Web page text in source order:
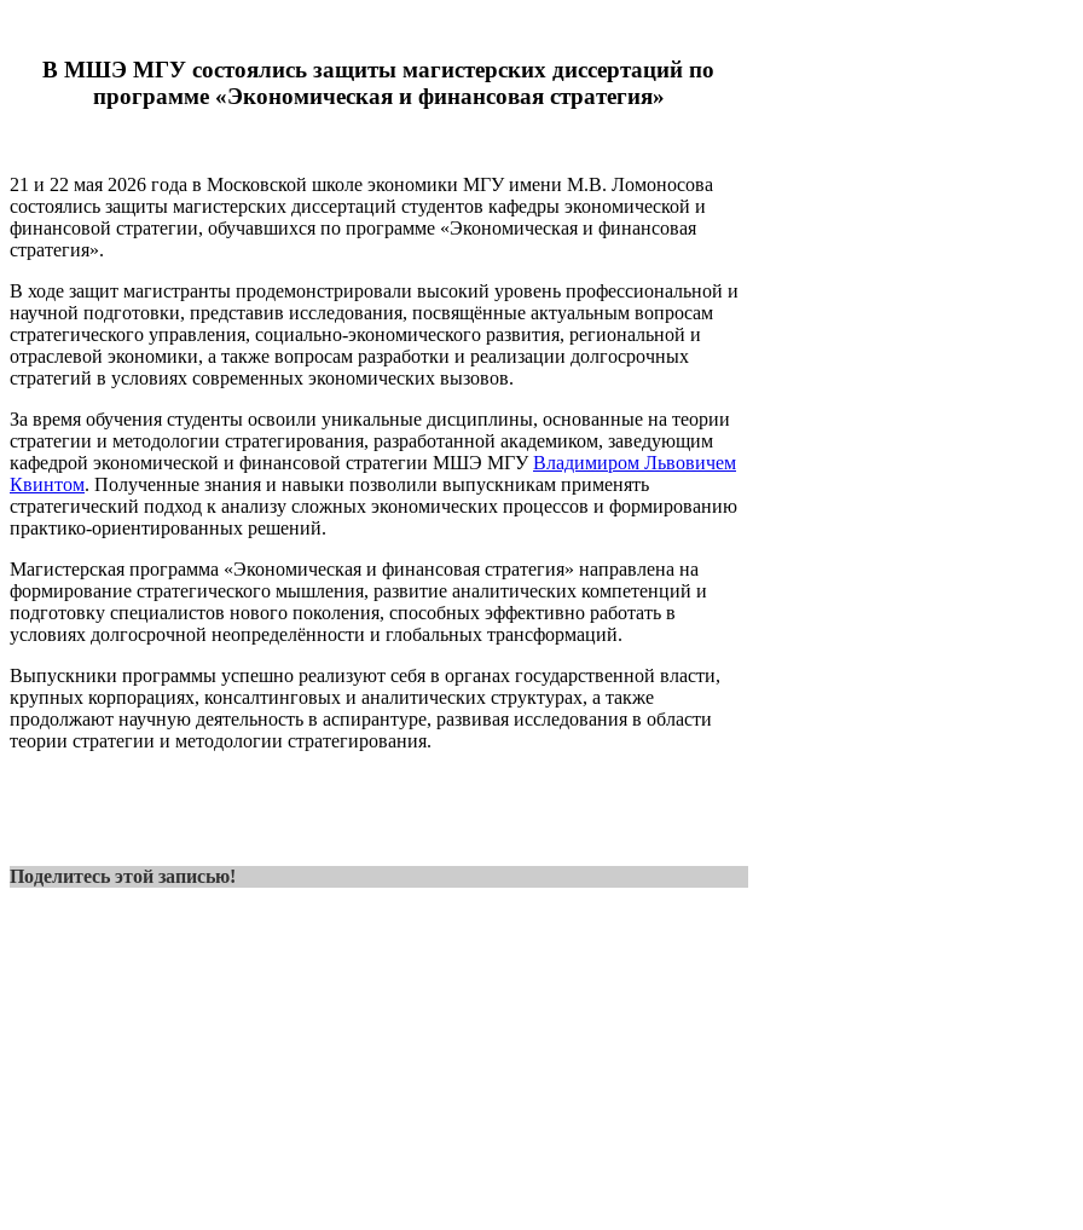
В МШЭ МГУ состоялись защиты магистерских диссертаций по
программе «Экономическая и финансовая стратегия»
21 и 22 мая 2026 года в Московской школе экономики МГУ имени М.В. Ломоносова
состоялись защиты магистерских диссертаций студентов кафедры экономической и
финансовой стратегии, обучавшихся по программе «Экономическая и финансовая
стратегия».
В ходе защит магистранты продемонстрировали высокий уровень профессиональной и
научной подготовки, представив исследования, посвящённые актуальным вопросам
стратегического управления, социально-экономического развития, региональной и
отраслевой экономики, а также вопросам разработки и реализации долгосрочных
стратегий в условиях современных экономических вызовов.
За время обучения студенты освоили уникальные дисциплины, основанные на теории
стратегии и методологии стратегирования, разработанной академиком, заведующим
кафедрой экономической и финансовой стратегии МШЭ МГУВладимиром Львовичем
Квинтом. Полученные знания и навыки позволили выпускникам применять
стратегический подход к анализу сложных экономических процессов и формированию
практико-ориентированных решений.
Магистерская программа «Экономическая и финансовая стратегия» направлена на
формирование стратегического мышления, развитие аналитических компетенций и
подготовку специалистов нового поколения, способных эффективно работать в
условиях долгосрочной неопределённости и глобальных трансформаций.
Выпускники программы успешно реализуют себя в органах государственной власти,
крупных корпорациях, консалтинговых и аналитических структурах, а также
продолжают научную деятельность в аспирантуре, развивая исследования в области
теории стратегии и методологии стратегирования.
Поделитесь этой записью!